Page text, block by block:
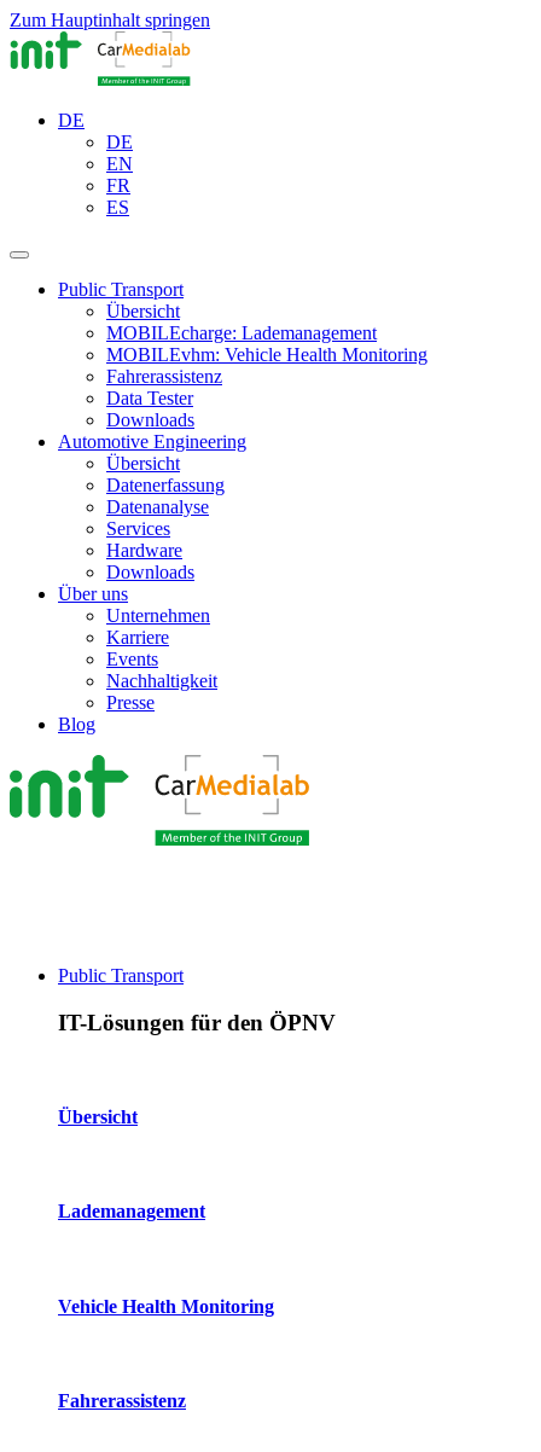
Zum Hauptinhalt springen
DE
DE
EN
FR
ES
Public Transport
Übersicht
MOBILEcharge: Lademanagement
MOBILEvhm: Vehicle Health Monitoring
Fahrerassistenz
Data Tester
Downloads
Automotive Engineering
Übersicht
Datenerfassung
Datenanalyse
Services
Hardware
Downloads
Über uns
Unternehmen
Karriere
Events
Nachhaltigkeit
Presse
Blog
Public Transport
IT-Lösungen für den ÖPNV
Übersicht
Lademanagement
Vehicle Health Monitoring
Fahrerassistenz